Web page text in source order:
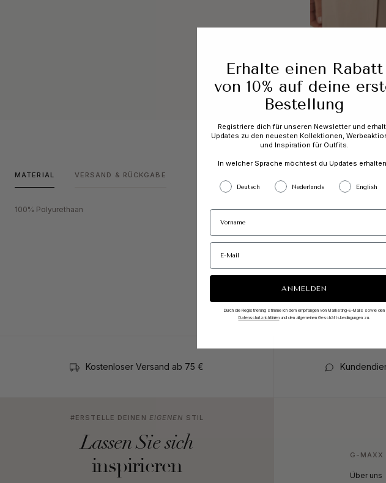
MATERIAL VERSAND & RÜCKGABE
100% Polyurethaan
Kostenloser Versand ab 75 €
#ERSTELLE DEINEN EIGENEN STIL
Lassen Sie sich
inspirieren G-MAXX
Über uns
Erhalte einen Rabatt
von 10% auf deine
Bestellung
Registriere dich für unseren Newsletter und
Updates zu den neuesten Kollektionen,
und Inspiration für Outfits.
In welcher Sprache möchtest du Updates
Deutsch Nederlands English
ANMELDEN
Durch die Registrierung stimme ich dem empfangen von Marketing-E-Mails sowie den
Datenschutzrichtlinienund den allgemeinen Geschäftsbedingungen zu.